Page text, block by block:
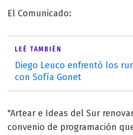
El Comunicado:
LEÉ TAMBIÉN
Diego Leuco enfrentó los
con Sofía Gonet
"Artear e Ideas del Sur
convenio de programación